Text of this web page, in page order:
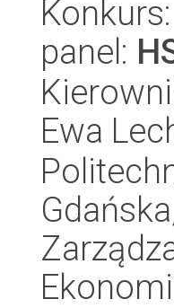
Konkurs:
panel:
Ewa